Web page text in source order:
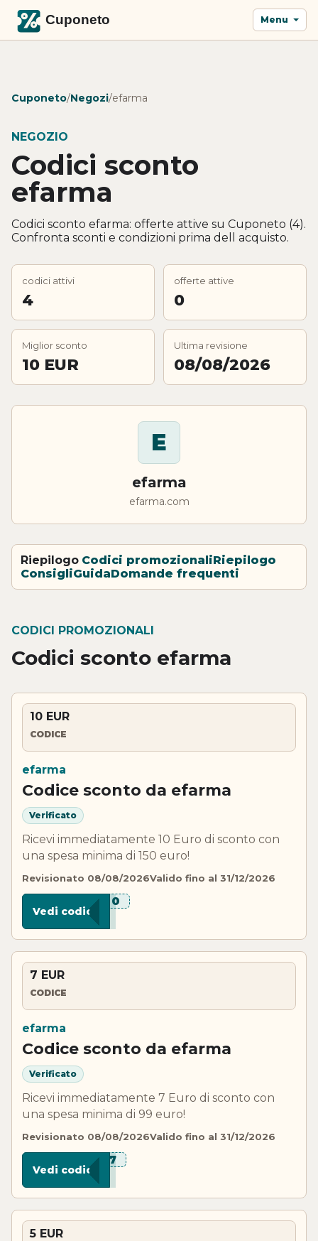
Menu
Cuponeto/Negozi/efarma
NEGOZIO
Codici sconto
efarma
Codici sconto efarma: offerte attive su Cuponeto (4).
Confronta sconti e condizioni prima dell acquisto.
codici attivi
4
offerte attive
0
Miglior sconto
10 EUR
Ultima revisione
08/08/2026
E
efarma
efarma.com
Riepilogo Codici promozionaliRiepilogo
ConsigliGuidaDomande frequenti
CODICI PROMOZIONALI
Codici sconto efarma
10 EUR
CODICE
efarma
Codice sconto da efarma
Verificato
Ricevi immediatamente 10 Euro di sconto con
una spesa minima di 150 euro!
Revisionato 08/08/2026Valido fino al 31/12/2026
****-10
Vedi codice
7 EUR
CODICE
efarma
Codice sconto da efarma
Verificato
Ricevi immediatamente 7 Euro di sconto con
una spesa minima di 99 euro!
Revisionato 08/08/2026Valido fino al 31/12/2026
***N-7
Vedi codice
5 EUR